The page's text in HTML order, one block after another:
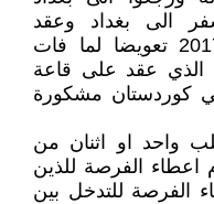
الى بغداد وعقد
كونفرس هناك بتاريخ 19 آب 2017 تعويضا لما فات
الذي عقد على قاعة
كوردستان مشكورة
واحد او اثنان من
اعطاء الفرصة للذين
الفرصة للتدخل بين